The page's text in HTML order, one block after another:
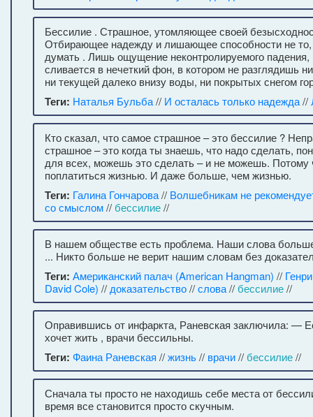
Бессилие . Страшное, утомляющее своей
Отбирающее надежду и лишающее способности не
думать . Лишь ощущение неконтролируемого падения,
сливается в нечеткий фон, в котором не разглядишь
ни текущей далеко внизу воды, ни покрытых снегом
Теги: Наталья Бульба// И осталась только надежда//
Кто сказал, что самое страшное – это бессилие ?
страшное – это когда ты знаешь, что надо сделать,
для всех, можешь это сделать – и не можешь. Потому
поплатиться жизнью. И даже больше, чем жизнью.
Теги: Галина Гончарова// Волшебникам не
со смыслом//бессилие//
В нашем обществе есть проблема. Наши слова
... Никто больше не верит нашим словам без
Теги: Американский палач (American Hangman) //
David Cole) // доказательство//слова//бессилие//
Оправившись от инфаркта, Раневская заключила: —
хочет жить , врачи бессильны.
Теги: Фаина Раневская //жизнь// врачи//бессилие//
Сначала ты просто не находишь себе места от
время все становится просто скучным.